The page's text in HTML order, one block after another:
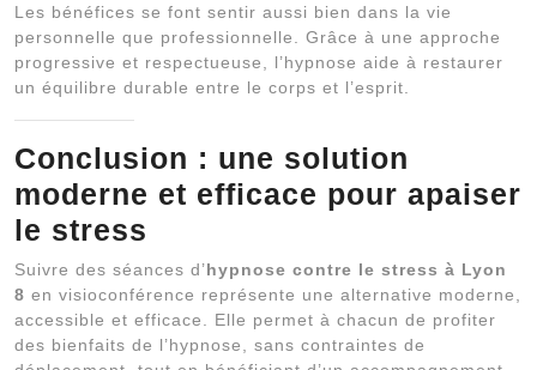
Les bénéfices se font sentir aussi bien dans la vie
personnelle que professionnelle. Grâce à une approche
progressive et respectueuse, l’hypnose aide à restaurer
un équilibre durable entre le corps et l’esprit.
Conclusion : une solution
moderne et efficace pour apaiser
le stress
Suivre des séances d’hypnose contre le stress à Lyon
8 en visioconférence représente une alternative moderne,
accessible et efficace. Elle permet à chacun de profiter
des bienfaits de l’hypnose, sans contraintes de